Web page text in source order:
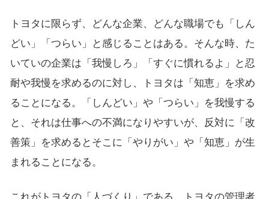
トヨタに限らず、どんな企業、どんな職場でも「しん
どい」「つらい」と感じることはある。そんな時、た
いていの企業は「我慢しろ」「すぐに慣れるよ」と忍
耐や我慢を求めるのに対し、トヨタは「知恵」を求め
ることになる。「しんどい」や「つらい」を我慢する
と、それは仕事への不満になりやすいが、反対に「改
善策」を求めるとそこに「やりがい」や「知恵」が生
まれることになる。